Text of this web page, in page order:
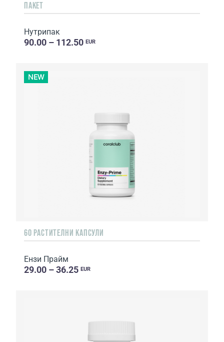
ПАКЕТ
Нутрипак
90.00 – 112.50 EUR
NEW
60 РАСТИТЕЛНИ КАПСУЛИ
Ензи Прайм
29.00 – 36.25 EUR